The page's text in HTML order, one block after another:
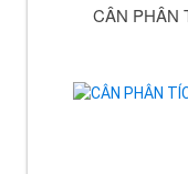
CÂN PHÂN